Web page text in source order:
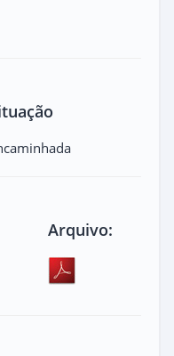
Arquivo: